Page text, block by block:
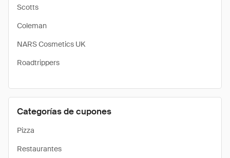
Scotts
Coleman
NARS Cosmetics UK
Roadtrippers
Categorías de cupones
Pizza
Restaurantes